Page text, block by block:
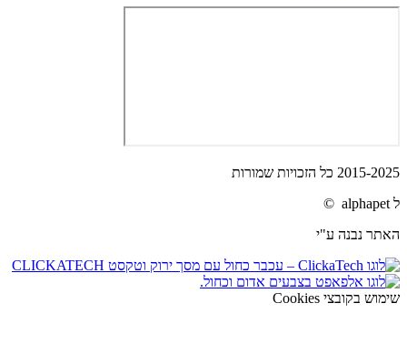
2015-2025 כל הזכויות שמורות
ל alphapet ©
האתר נבנה ע"י
שימוש בקובצי Cookies